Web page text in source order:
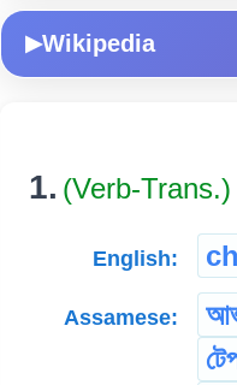
▶Wikipedia
1. (Verb-Trans.)
English:
Assamese: